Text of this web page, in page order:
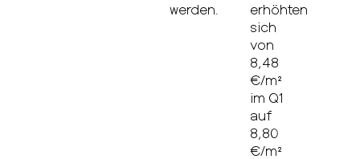
werden.
erhöhten
sich
von
8,48
€/m²
im Q1
auf
8,80
€/m²